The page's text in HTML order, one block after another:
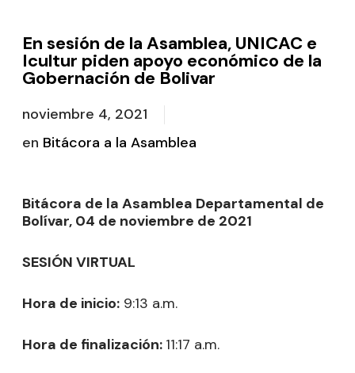
En sesión de la Asamblea, UNICAC e
Icultur piden apoyo económico de la
Gobernación de Bolivar
noviembre 4, 2021
en Bitácora a la Asamblea
Bitácora de la Asamblea Departamental de
Bolívar, 04 de noviembre de 2021
SESIÓN VIRTUAL
Hora de inicio: 9:13 a.m.
Hora de finalización: 11:17 a.m.